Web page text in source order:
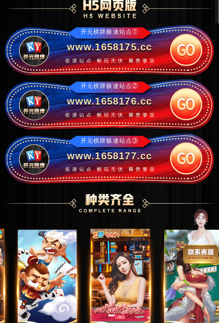
开元棋牌极速站点①
www.1658175.cc
开元棋牌极速站点②
www.1658176.cc
开元棋牌极速站点③
www.1658177.cc